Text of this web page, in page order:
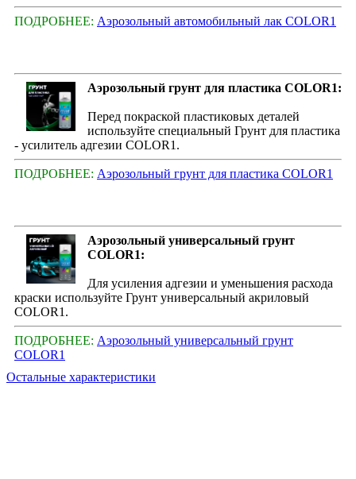
ПОДРОБНЕЕ: Аэрозольный автомобильный лак COLOR1
Аэрозольный грунт для пластика COLOR1:
Перед покраской пластиковых деталей
используйте специальный Грунт для пластика
- усилитель адгезии COLOR1.
ПОДРОБНЕЕ: Аэрозольный грунт для пластика COLOR1
Аэрозольный универсальный грунт
COLOR1:
Для усиления адгезии и уменьшения расхода
краски используйте Грунт универсальный акриловый
COLOR1.
ПОДРОБНЕЕ: Аэрозольный универсальный грунт
COLOR1
Остальные характеристики